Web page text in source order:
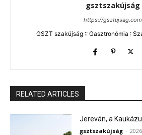
gsztszakújság
https://gsztujsag.com
GSZT szakújság :: Gasztronómia :
RELATED ARTICLES
Jereván, a
gsztszakújság -